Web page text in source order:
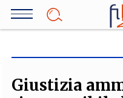
Salta
Giustizia